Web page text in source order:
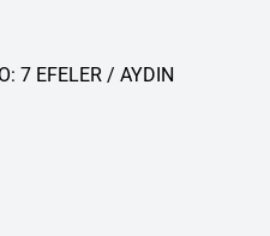
7 EFELER / AYDIN